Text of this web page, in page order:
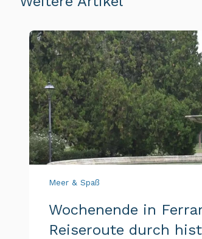
Meer & Spaß
Wochenende in
Reiseroute durch